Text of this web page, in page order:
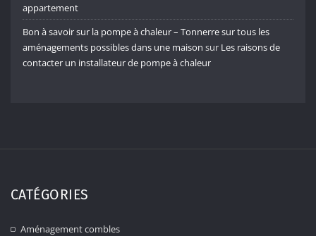
appartement
Bon à savoir sur la pompe à chaleur – Tonnerre sur tous les
aménagements possibles dans une maison sur Les raisons de
contacter un installateur de pompe à chaleur
CATÉGORIES
Aménagement combles